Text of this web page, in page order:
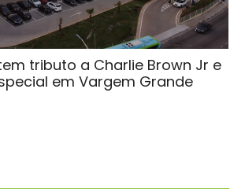
tributo a Charlie Brown Jr e
em Vargem Grande